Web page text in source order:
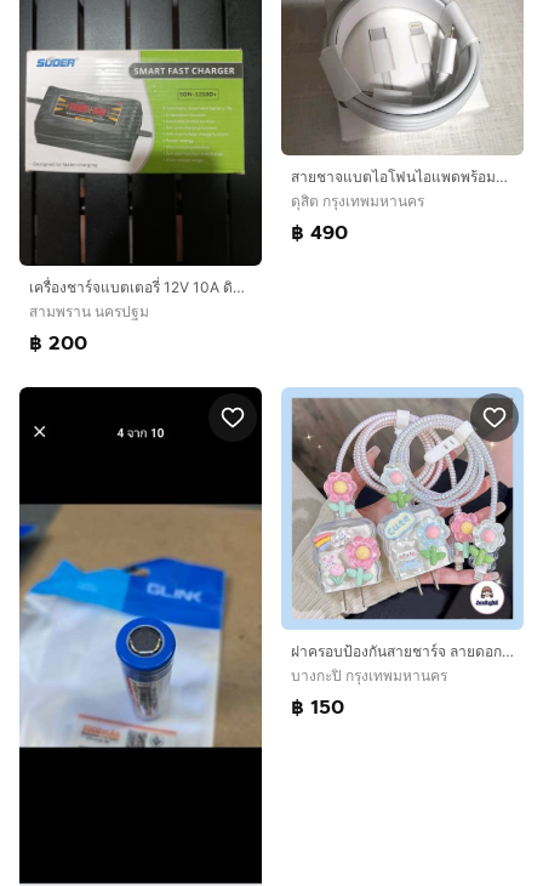
เครื่องชาร์จแบตเตอรี่ 12V 10A ดิจิตอล SUOER SON-1210D+ ชาร์จเต็มตัดอัตโนมัติ
สามพราน นครปฐม
฿ 200
สายชาจแบตไอโฟนไอแพดพร้อมใช้ แท้จากศูนย์ ลดจาก890
ดุสิต กรุงเทพมหานคร
฿ 490
ฝาครอบป้องกันสายชาร์จ ลายดอกไม้ 3D ถนอมสายชาร์จ สไตล์เกาหลี สำหรับ Apple 18W 20W
บางกะปิ กรุงเทพมหานคร
฿ 150